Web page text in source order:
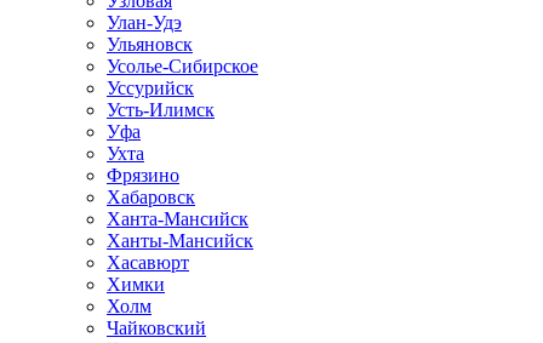
Улан-Удэ
Ульяновск
Усолье-Сибирское
Уссурийск
Усть-Илимск
Уфа
Ухта
Фрязино
Хабаровск
Ханта-Мансийск
Ханты-Мансийск
Хасавюрт
Химки
Холм
Чайковский